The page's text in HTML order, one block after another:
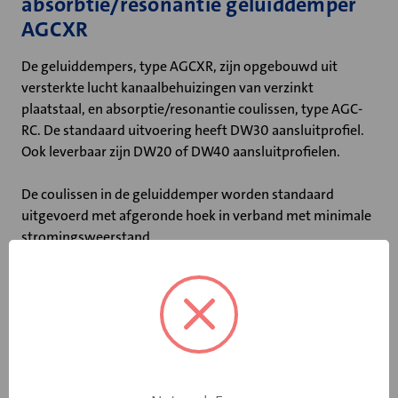
AGCXR
De geluiddempers, type AGCXR, zijn opgebouwd uit
versterkte lucht kanaalbehuizingen van verzinkt
plaatstaal, en absorptie/resonantie coulissen, type AGC-
RC. De standaard uitvoering heeft DW30 aansluitprofiel.
Ook leverbaar zijn DW20 of DW40 aansluitprofielen.
De coulissen in de geluiddemper worden standaard
uitgevoerd met afgeronde hoek in verband met minimale
stromingsweerstand.
Belangrijkste kenmerken:
• Coulissedikte van 200 mm
• Ook leverbaar met DW20 of DW40 profiel
• Niet-brandbaar volgens DIN 4102